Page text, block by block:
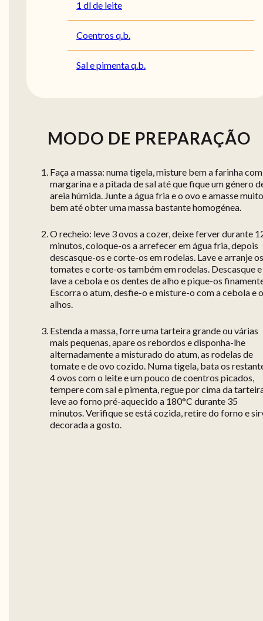
1 dl de leite
Coentros q.b.
Sal e pimenta q.b.
MODO DE PREPARAÇÃO
Faça a massa: numa tigela, misture bem a farinha
margarina e a pitada de sal até que fique um género
areia húmida. Junte a água fria e o ovo e amasse muito
bem até obter uma massa bastante homogénea.
O recheio: leve 3 ovos a cozer, deixe ferver durante
minutos, coloque-os a arrefecer em água fria, depois
descasque-os e corte-os em rodelas. Lave e arranje os
tomates e corte-os também em rodelas. Descasque e
lave a cebola e os dentes de alho e pique-os
Escorra o atum, desfie-o e misture-o com a cebola e
alhos.
Estenda a massa, forre uma tarteira grande ou várias
mais pequenas, apare os rebordos e disponha-lhe
alternadamente a misturado do atum, as rodelas de
tomate e de ovo cozido. Numa tigela, bata os
4 ovos com o leite e um pouco de coentros picados,
tempere com sal e pimenta, regue por cima da
leve ao forno pré-aquecido a 180°C durante 35
minutos. Verifique se está cozida, retire do forno e
decorada a gosto.